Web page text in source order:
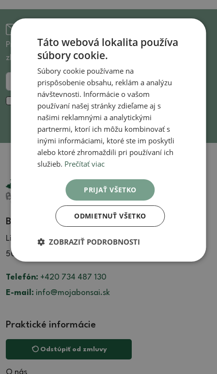
Prihláste sa k odberu noviniek a budete vedieť o
zľavnenom tovare aj novinkách ako prvý!
Súhlasím so spracovaním osobných údajov
marketingové účely. *
Bonsai Centrum Libčany
Libčany 137
503 22 Libčany
Telefón: +420 734 487 130
E-mail: info@mojabonsai.sk
Praktické informácie
Odstúpiť od zmluvy
Táto webová lokalita používa
súbory cookie.
Súbory cookie používame na
prispôsobenie obsahu, reklám a analýzu
návštevnosti. Informácie o vašom
používaní našej stránky zdieľame aj s
našimi reklamnými a analytickými
partnermi, ktorí ich môžu kombinovať s
inými informáciami, ktoré ste im poskytli
alebo ktoré zhromaždili pri používaní ich
služieb. Prečítať viac
PRIJAŤ VŠETKO
ODMIETNUŤ VŠETKO
ZOBRAZIŤ PODROBNOSTI